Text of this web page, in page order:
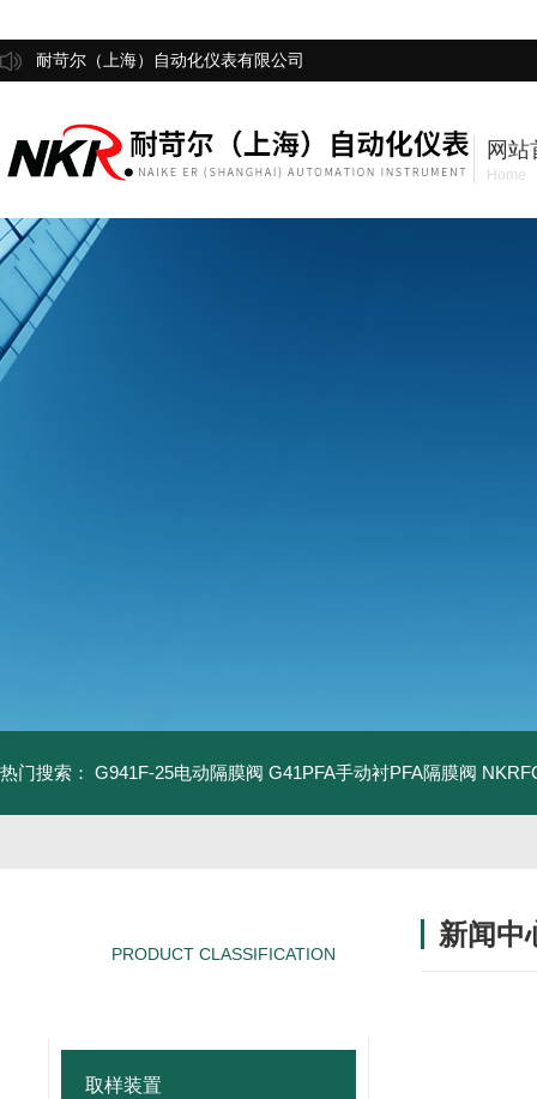
耐苛尔（上海）自动化仪表有限公司
网站
Home
热门搜索： G941F-25电动隔膜阀 G41PFA手动衬PFA隔膜阀
PRODUCT CLASSIFICATION
取样装置
新闻中